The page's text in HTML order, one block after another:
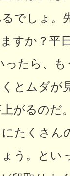
でしょ。
すか？平
ったら、
とムダが
がるのだ
たくさん
う。とい